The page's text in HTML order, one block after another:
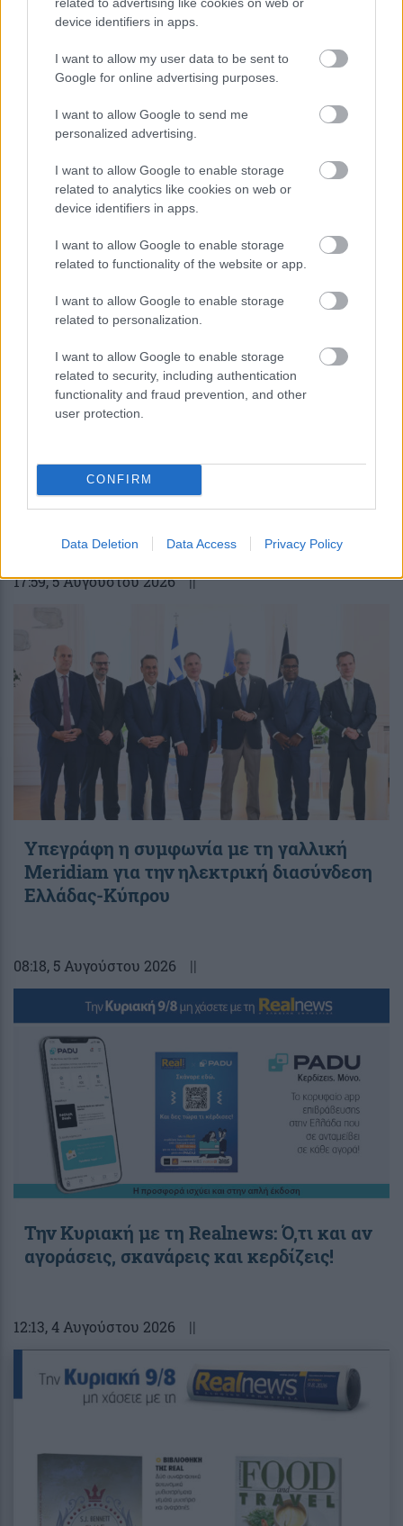
device identifiers in apps.
I want to allow my user data to be sent to
Google for online advertising purposes.
I want to allow Google to send me
personalized advertising.
I want to allow Google to enable storage
related to analytics like cookies on web or
device identifiers in apps.
I want to allow Google to enable storage
related to functionality of the website or app.
I want to allow Google to enable storage
related to personalization.
I want to allow Google to enable storage
related to security, including authentication
functionality and fraud prevention, and other
user protection.
CONFIRM
Data Deletion Data Access Privacy Policy
περισσότερα
||
Οι πολιτικές εφημερίδες 6/8/2026
17:59, 5 Αυγούστου 2026 ||
Υπεγράφη η συμφωνία με τη γαλλική
Meridiam για την ηλεκτρική διασύνδεση
Ελλάδας-Κύπρου
08:18, 5 Αυγούστου 2026 ||
Την Κυριακή με τη Realnews: Ό,τι και αν
αγοράσεις, σκανάρεις και κερδίζεις!
12:13, 4 Αυγούστου 2026 ||